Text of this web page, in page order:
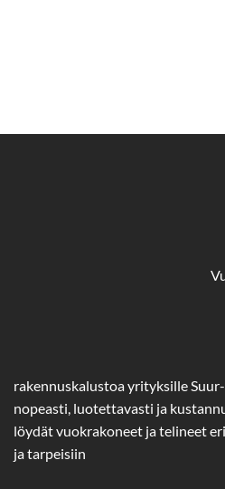
rakennuskalustoa yrityksille
nopeasti, luotettavasti ja
löydät vuokrakoneet ja telineet
ja tarpeisiin